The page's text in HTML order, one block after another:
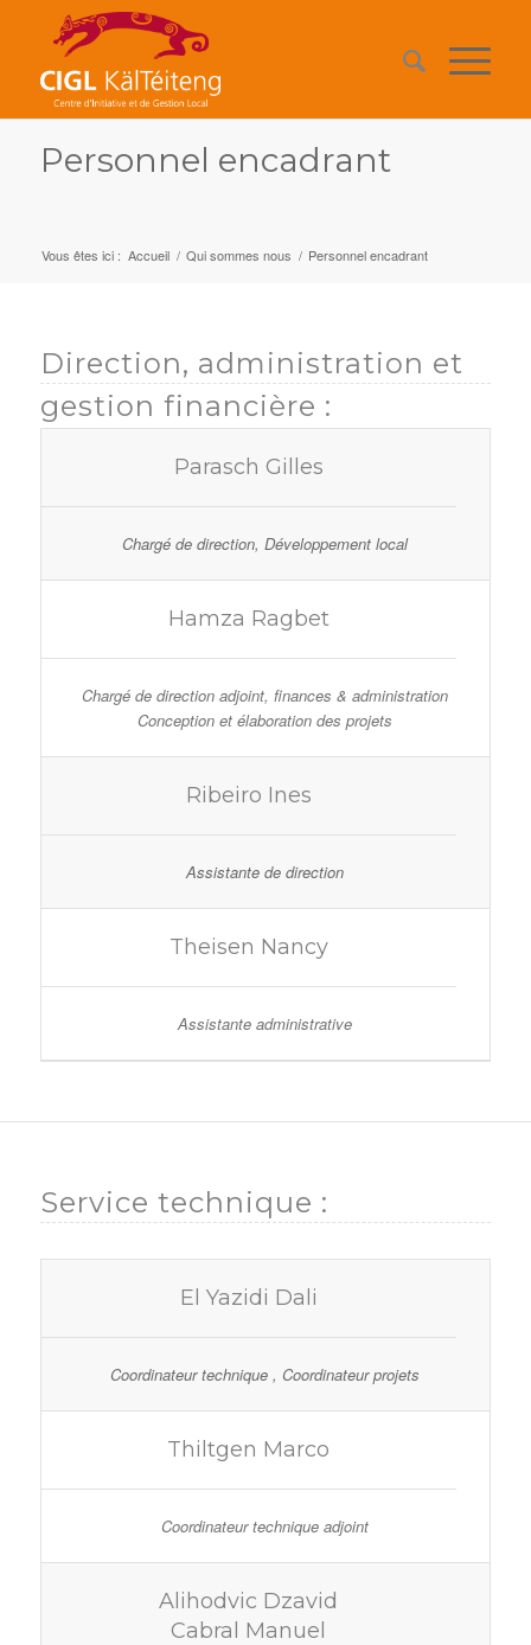
Personnel encadrant
Vous êtes ici : Accueil / Qui sommes nous / Personnel encadrant
Direction, administration et
gestion financière :
Parasch Gilles
Chargé de direction, Développement local
Hamza Ragbet
Chargé de direction adjoint, finances & administration
Conception et élaboration des projets
Ribeiro Ines
Assistante de direction
Theisen Nancy
Assistante administrative
Service technique :
El Yazidi Dali
Coordinateur technique , Coordinateur projets
Thiltgen Marco
Coordinateur technique adjoint
Alihodvic Dzavid
Cabral Manuel